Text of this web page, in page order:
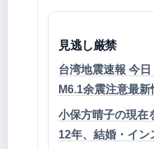
見逃し厳禁
台湾地震速報 今
M6.1余震注意最新
小保方晴子の現在
12年、結婚・イ